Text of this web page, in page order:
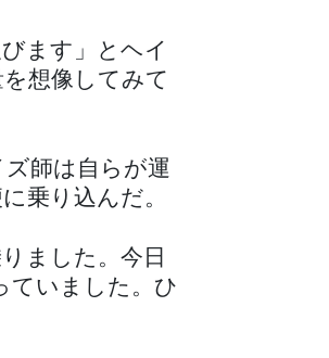
ます」とヘイ
想像してみて
師は自らが運
乗り込んだ。
ました。今日
ていました。ひ